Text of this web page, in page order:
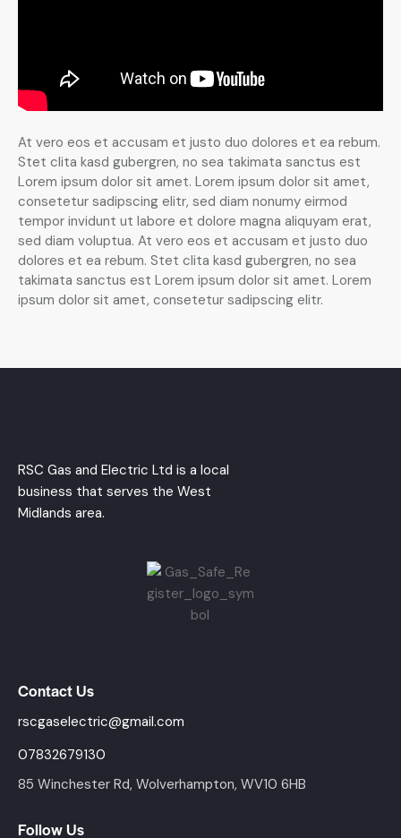
At vero eos et accusam et justo duo dolores et ea rebum.
Stet clita kasd gubergren, no sea takimata sanctus est
Lorem ipsum dolor sit amet. Lorem ipsum dolor sit amet,
consetetur sadipscing elitr, sed diam nonumy eirmod
tempor invidunt ut labore et dolore magna aliquyam erat,
sed diam voluptua. At vero eos et accusam et justo duo
dolores et ea rebum. Stet clita kasd gubergren, no sea
takimata sanctus est Lorem ipsum dolor sit amet. Lorem
ipsum dolor sit amet, consetetur sadipscing elitr.
RSC Gas and Electric Ltd is a local
business that serves the West
Midlands area.
Contact Us
rscgaselectric@gmail.com
07832679130
85 Winchester Rd, Wolverhampton, WV10 6HB
Follow Us